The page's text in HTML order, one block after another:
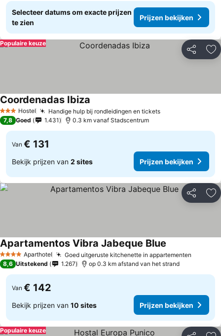
Selecteer datums om exacte prijzen
te zien
Prijzen bekijken
Delen
Populaire keuze
3 SterrenHostel Handige hulp bij rondleidingen en ticketsPrijzen bekijken
Coordenadas Ibiza
7,8 Goed 1.431 0.3 km vanaf Stadscentrum
Van € 131
Bekijk prijzen van 2 sites Prijzen bekijken
Delen
4 SterrenAparthotel Goed uitgeruste kitchenette in appartementen
Apartamentos Vibra Jabeque Blue
8,6 Uitstekend 1.267 op 0.3 km afstand van het strand
Van € 142
Bekijk prijzen van 10 sites Prijzen bekijken
Populaire keuze